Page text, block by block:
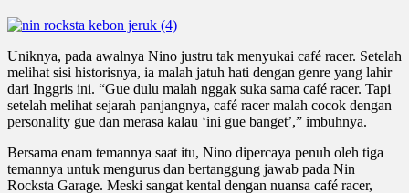
Uniknya, pada awalnya Nino justru tak menyukai café racer. Setelah
melihat sisi historisnya, ia malah jatuh hati dengan genre yang lahir
dari Inggris ini. “Gue dulu malah nggak suka sama café racer. Tapi
setelah melihat sejarah panjangnya, café racer malah cocok dengan
personality gue dan merasa kalau ‘ini gue banget’,” imbuhnya.
Bersama enam temannya saat itu, Nino dipercaya penuh oleh tiga
temannya untuk mengurus dan bertanggung jawab pada Nin
Rocksta Garage. Meski sangat kental dengan nuansa café racer,